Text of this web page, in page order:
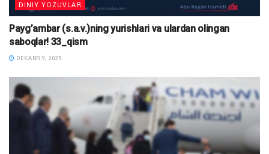
DINIY YOZUVLAR
Payg’ambar (s.a.v.)ning yurishlari va ulardan olingan
saboqlar! 33_qism
DEKABR 9, 2025